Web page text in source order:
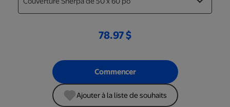
78.97 $
Commencer
Ajouter à la liste de souhaits